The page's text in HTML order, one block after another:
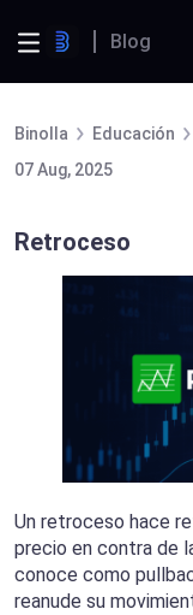
Blog
Binolla Educación
07 Aug, 2025
Retroceso
Un retroceso hace
precio en contra de
conoce como
reanude su